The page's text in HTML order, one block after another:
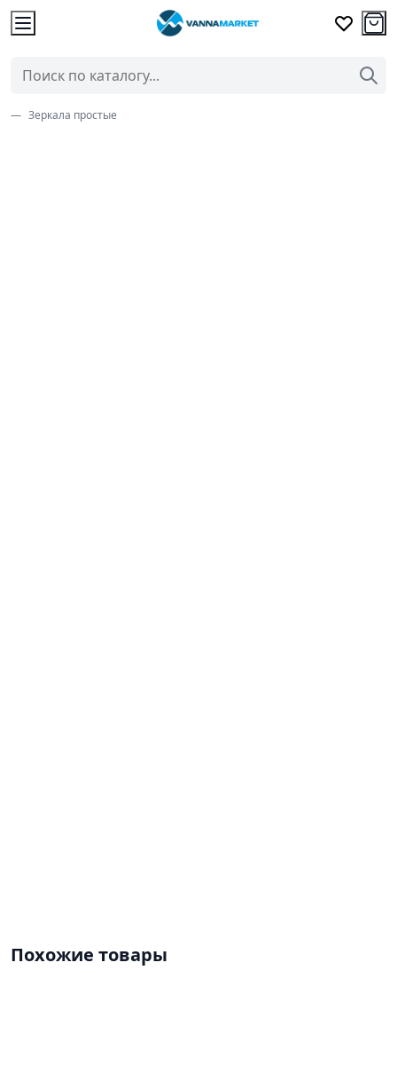
Зеркала простые
Похожие товары